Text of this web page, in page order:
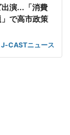
演...「消費
で高市政策
J-CASTニュース